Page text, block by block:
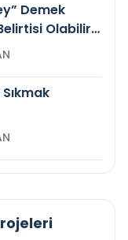
Demek
Olabilir